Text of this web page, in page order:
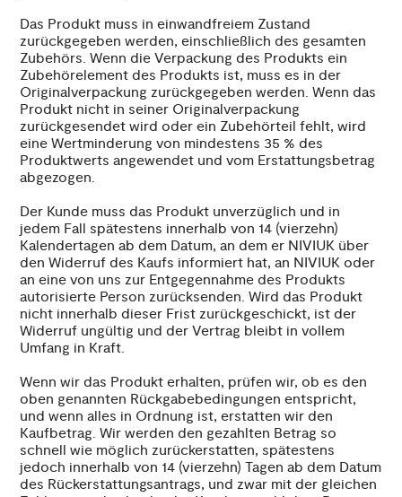
Das Produkt muss in einwandfreiem Zustand
zurückgegeben werden, einschließlich des gesamten
Zubehörs. Wenn die Verpackung des Produkts ein
Zubehörelement des Produkts ist, muss es in der
Originalverpackung zurückgegeben werden. Wenn das
Produkt nicht in seiner Originalverpackung
zurückgesendet wird oder ein Zubehörteil fehlt, wird
eine Wertminderung von mindestens 35 % des
Produktwerts angewendet und vom Erstattungsbetrag
abgezogen.
Der Kunde muss das Produkt unverzüglich und in
jedem Fall spätestens innerhalb von 14 (vierzehn)
Kalendertagen ab dem Datum, an dem er NIVIUK über
den Widerruf des Kaufs informiert hat, an NIVIUK oder
an eine von uns zur Entgegennahme des Produkts
autorisierte Person zurücksenden. Wird das Produkt
nicht innerhalb dieser Frist zurückgeschickt, ist der
Widerruf ungültig und der Vertrag bleibt in vollem
Umfang in Kraft.
Wenn wir das Produkt erhalten, prüfen wir, ob es den
oben genannten Rückgabebedingungen entspricht,
und wenn alles in Ordnung ist, erstatten wir den
Kaufbetrag. Wir werden den gezahlten Betrag so
schnell wie möglich zurückerstatten, spätestens
jedoch innerhalb von 14 (vierzehn) Tagen ab dem Datum
des Rückerstattungsantrags, und zwar mit der gleichen